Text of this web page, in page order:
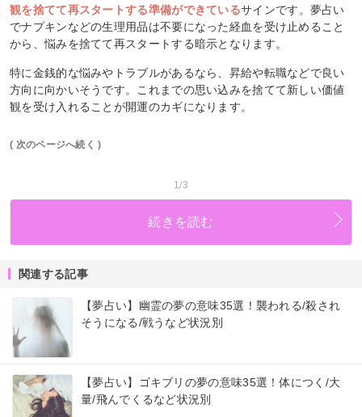
観を捨てて再スタートする準備ができているサインです。夢占い
でナプキンなどの生理用品は不要になった経血を受け止めること
から、悩みを捨てて再スタートする暗示となります。
特に金銭的な悩みやトラブルがあるなら、昇給や転職などで良い
方向に向かいそうです。これまでの思い込みを捨てて新しい価値
観を受け入れることが開運のカギになります。
( 次のページへ続く )
1/3
続きを読む
関連する記事
【夢占い】幽霊の夢の意味35選！襲われる/殺され
そうになる/戦うなど状況別
【夢占い】ゴキブリの夢の意味35選！体につく/大
量/飛んでくるなど状況別